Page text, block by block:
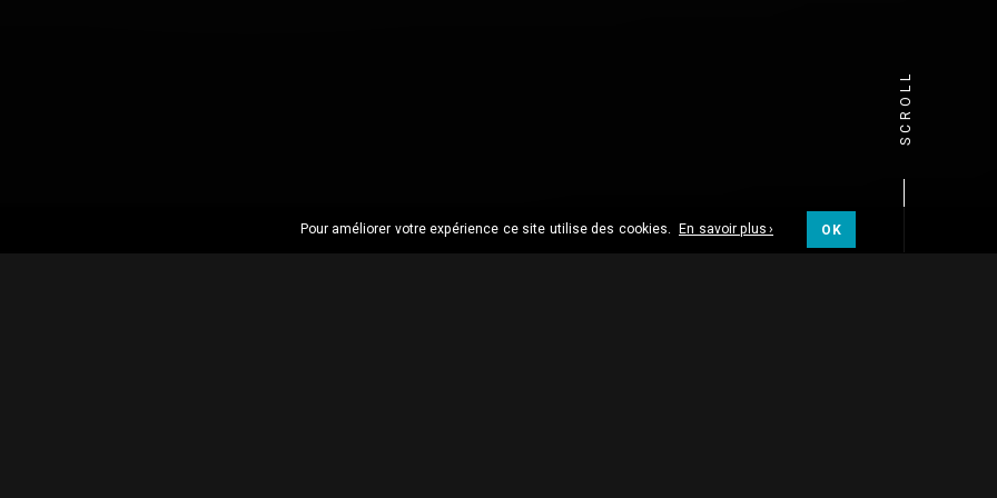
SCROLL
Pour améliorer votre expérience ce site utilise des cookies. En savoir plus › OK